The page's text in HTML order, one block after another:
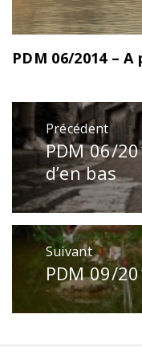
PDM 06/2014 –
Navigation
de
l’article
Précédent
Publication
précédente
PDM 06/
d’en bas
Suivant
Publication
suivante
:
PDM 09/